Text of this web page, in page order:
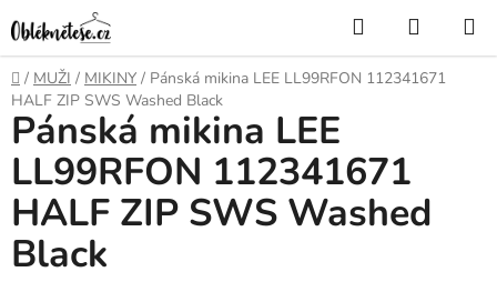
na
obsah
Hledat
KOŠÍK
Domů
/ MUŽI / MIKINY / Pánská mikina LEE LL99RFON 112341671
HALF ZIP SWS Washed Black
Pánská mikina LEE
LL99RFON 112341671
HALF ZIP SWS Washed
Black